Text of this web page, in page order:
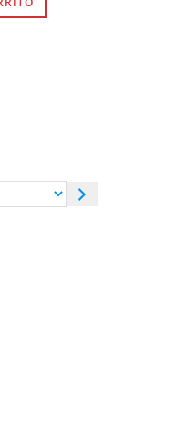
€. 17,10 €.